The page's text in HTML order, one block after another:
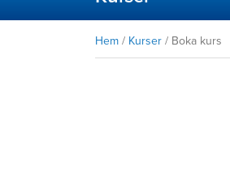
Hem / Kurser / Boka kurs